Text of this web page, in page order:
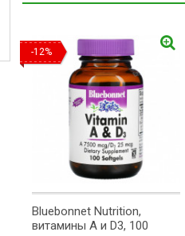
-12%
Bluebonnet Nutrition,
витамины A и D3, 100